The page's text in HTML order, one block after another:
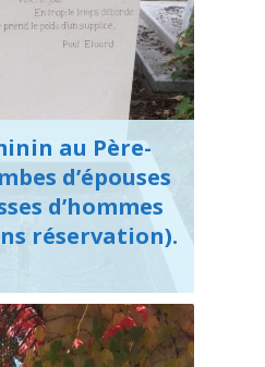
au Père-
d’épouses
d’hommes
réservation).